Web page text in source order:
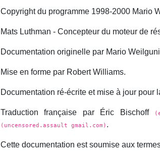
Copyright du programme 1998-2000 Mario
Mats Luthman - Concepteur du moteur de
Documentation originelle par Mario
Mise en forme par Robert Williams.
Documentation ré-écrite et mise à jour pour
Traduction française par Éric Bischoff
(uncensored.assault gmail.com) .
Cette documentation est soumise aux